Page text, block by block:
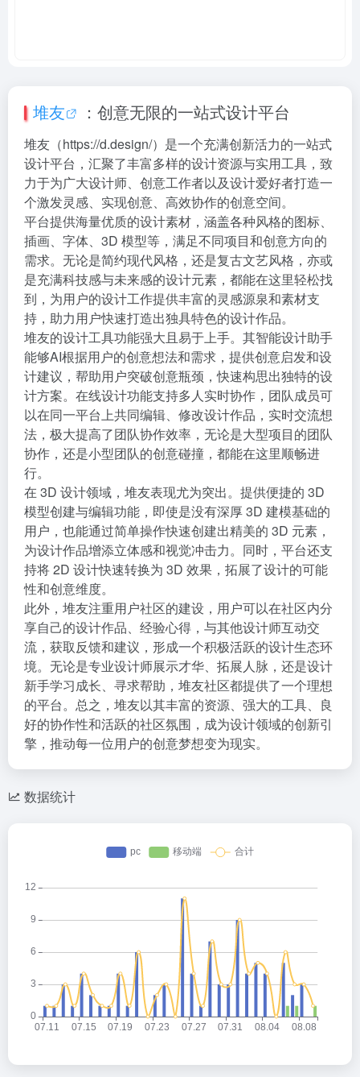
堆友 ：创意无限的一站式设计平台
堆友（https://d.design/）是一个充满创新活力的一站式
设计平台，汇聚了丰富多样的设计资源与实用工具，致
力于为广大设计师、创意工作者以及设计爱好者打造一
个激发灵感、实现创意、高效协作的创意空间。
平台提供海量优质的设计素材，涵盖各种风格的图标、
插画、字体、3D 模型等，满足不同项目和创意方向的
需求。无论是简约现代风格，还是复古文艺风格，亦或
是充满科技感与未来感的设计元素，都能在这里轻松找
到，为用户的设计工作提供丰富的灵感源泉和素材支
持，助力用户快速打造出独具特色的设计作品。
堆友的设计工具功能强大且易于上手。其智能设计助手
能够AI根据用户的创意想法和需求，提供创意启发和设
计建议，帮助用户突破创意瓶颈，快速构思出独特的设
计方案。在线设计功能支持多人实时协作，团队成员可
以在同一平台上共同编辑、修改设计作品，实时交流想
法，极大提高了团队协作效率，无论是大型项目的团队
协作，还是小型团队的创意碰撞，都能在这里顺畅进
行。
在 3D 设计领域，堆友表现尤为突出。提供便捷的 3D
模型创建与编辑功能，即使是没有深厚 3D 建模基础的
用户，也能通过简单操作快速创建出精美的 3D 元素，
为设计作品增添立体感和视觉冲击力。同时，平台还支
持将 2D 设计快速转换为 3D 效果，拓展了设计的可能
性和创意维度。
此外，堆友注重用户社区的建设，用户可以在社区内分
享自己的设计作品、经验心得，与其他设计师互动交
流，获取反馈和建议，形成一个积极活跃的设计生态环
境。无论是专业设计师展示才华、拓展人脉，还是设计
新手学习成长、寻求帮助，堆友社区都提供了一个理想
的平台。总之，堆友以其丰富的资源、强大的工具、良
好的协作性和活跃的社区氛围，成为设计领域的创新引
擎，推动每一位用户的创意梦想变为现实。
数据统计